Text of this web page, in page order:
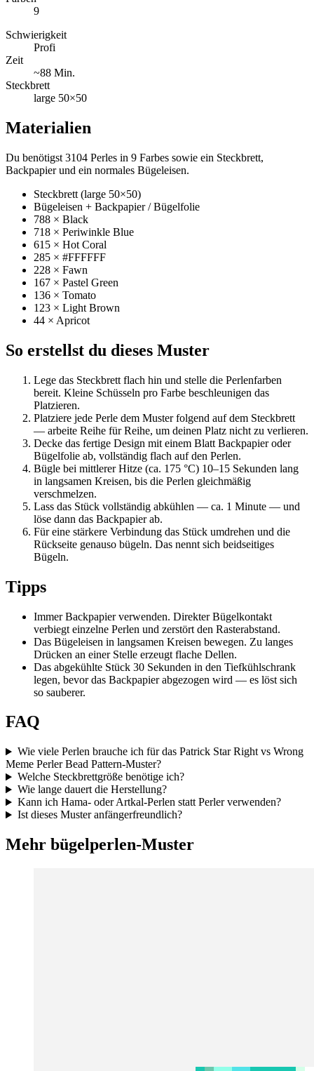
9
Schwierigkeit
Profi
Zeit
~88 Min.
Steckbrett
large 50×50
Materialien
Du benötigst 3104 Perles in 9 Farbes sowie ein Steckbrett,
Backpapier und ein normales Bügeleisen.
Steckbrett (large 50×50)
Bügeleisen + Backpapier / Bügelfolie
788 × Black
718 × Periwinkle Blue
615 × Hot Coral
285 × #FFFFFF
228 × Fawn
167 × Pastel Green
136 × Tomato
123 × Light Brown
44 × Apricot
So erstellst du dieses Muster
Lege das Steckbrett flach hin und stelle die Perlenfarben
bereit. Kleine Schüsseln pro Farbe beschleunigen das
Platzieren.
Platziere jede Perle dem Muster folgend auf dem Steckbrett
— arbeite Reihe für Reihe, um deinen Platz nicht zu verlieren.
Decke das fertige Design mit einem Blatt Backpapier oder
Bügelfolie ab, vollständig flach auf den Perlen.
Bügle bei mittlerer Hitze (ca. 175 °C) 10–15 Sekunden lang
in langsamen Kreisen, bis die Perlen gleichmäßig
verschmelzen.
Lass das Stück vollständig abkühlen — ca. 1 Minute — und
löse dann das Backpapier ab.
Für eine stärkere Verbindung das Stück umdrehen und die
Rückseite genauso bügeln. Das nennt sich beidseitiges
Bügeln.
Tipps
Immer Backpapier verwenden. Direkter Bügelkontakt
verbiegt einzelne Perlen und zerstört den Rasterabstand.
Das Bügeleisen in langsamen Kreisen bewegen. Zu langes
Drücken an einer Stelle erzeugt flache Dellen.
Das abgekühlte Stück 30 Sekunden in den Tiefkühlschrank
legen, bevor das Backpapier abgezogen wird — es löst sich
so sauberer.
FAQ
Wie viele Perlen brauche ich für das Patrick Star Right vs Wrong
Meme Perler Bead Pattern-Muster?
Welche Steckbrettgröße benötige ich?
Wie lange dauert die Herstellung?
Kann ich Hama- oder Artkal-Perlen statt Perler verwenden?
Ist dieses Muster anfängerfreundlich?
Mehr bügelperlen-Muster